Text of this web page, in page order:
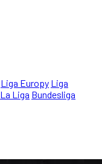
Liga Europy Liga
La Liga Bundesliga